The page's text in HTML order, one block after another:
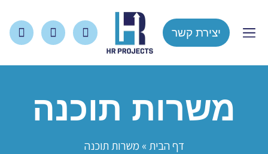
יצירת קשר
משרות תוכנה
דף הבית » משרות תוכנה